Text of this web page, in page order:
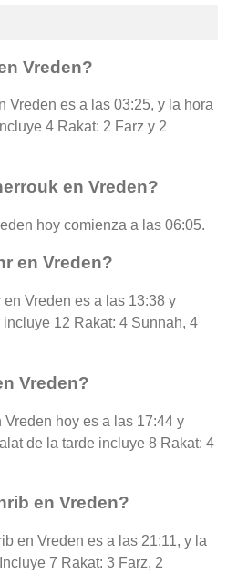
Vreden?
Vreden es a las 03:25, y la hora
4 Rakat: 2 Farz y 2
en Vreden?
hoy comienza a las 06:05.
en Vreden?
Vreden es a las 13:38 y
12 Rakat: 4 Sunnah, 4
Vreden?
Vreden hoy es a las 17:44 y
de la tarde incluye 8 Rakat: 4
en Vreden?
en Vreden es a las 21:11, y la
7 Rakat: 3 Farz, 2